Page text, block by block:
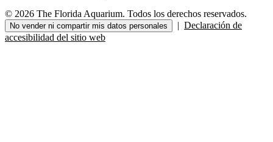
© 2026 The Florida Aquarium. Todos los derechos reservados.
No vender ni compartir mis datos personales | Declaración de
accesibilidad del sitio web